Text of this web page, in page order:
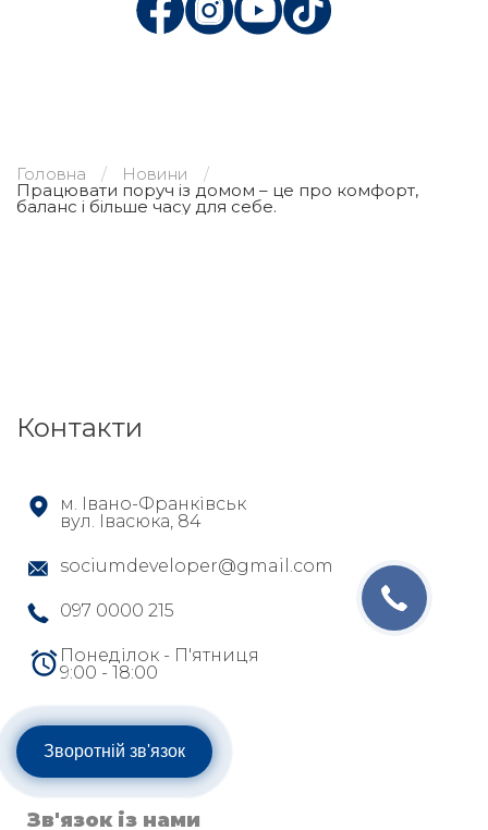
Головна Новини
Працювати поруч із домом – це про комфорт,
баланс і більше часу для себе.
Контакти
м. Івано-Франківськ
вул. Івасюка, 84
sociumdeveloper@gmail.com
097 0000 215
Понеділок - П'ятниця
9:00 - 18:00
Зворотній зв'язок
Зв'язок із нами